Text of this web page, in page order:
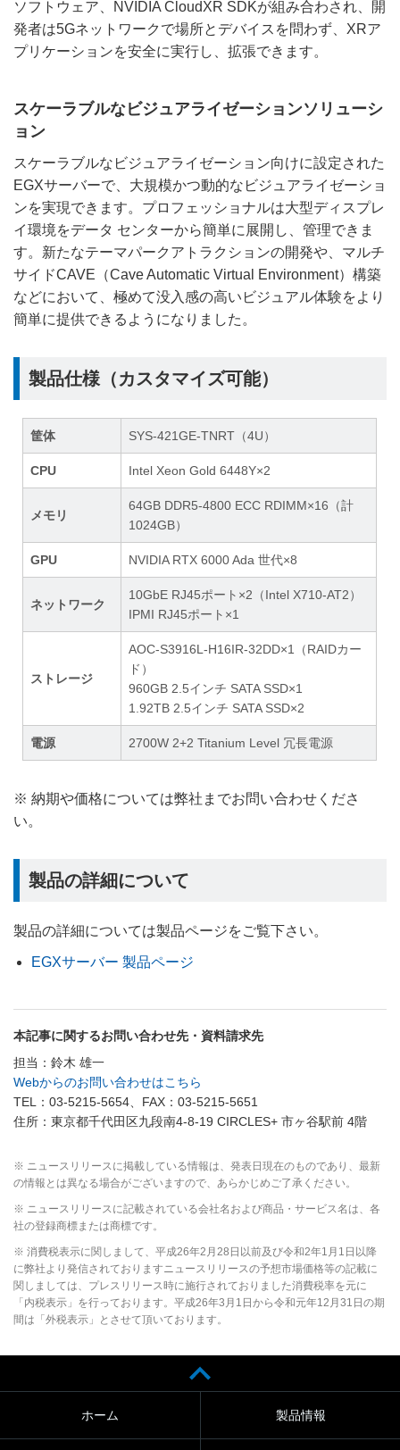
ソフトウェア、NVIDIA CloudXR SDKが組み合わされ、開
発者は5Gネットワークで場所とデバイスを問わず、XRア
プリケーションを安全に実行し、拡張できます。
スケーラブルなビジュアライゼーションソリューシ
ョン
スケーラブルなビジュアライゼーション向けに設定された
EGXサーバーで、大規模かつ動的なビジュアライゼーショ
ンを実現できます。プロフェッショナルは大型ディスプレ
イ環境をデータ センターから簡単に展開し、管理できま
す。新たなテーマパークアトラクションの開発や、マルチ
サイドCAVE（Cave Automatic Virtual Environment）構築
などにおいて、極めて没入感の高いビジュアル体験をより
簡単に提供できるようになりました。
製品仕様（カスタマイズ可能）
筐体 SYS-421GE-TNRT（4U）
CPU Intel Xeon Gold 6448Y×2
メモリ
64GB DDR5-4800 ECC RDIMM×16（計
1024GB）
GPU NVIDIA RTX 6000 Ada 世代×8
ネットワーク
10GbE RJ45ポート×2（Intel X710-AT2）
IPMI RJ45ポート×1
ストレージ
AOC-S3916L-H16IR-32DD×1（RAIDカー
ド）
960GB 2.5インチ SATA SSD×1
1.92TB 2.5インチ SATA SSD×2
電源 2700W 2+2 Titanium Level 冗長電源
※ 納期や価格については弊社までお問い合わせくださ
い。
製品の詳細について
製品の詳細については製品ページをご覧下さい。
EGXサーバー 製品ページ
本記事に関するお問い合わせ先・資料請求先
担当：鈴木 雄一
Webからのお問い合わせはこちら
TEL：03-5215-5654、FAX：03-5215-5651
住所：東京都千代田区九段南4-8-19 CIRCLES+ 市ヶ谷駅前 4階
※ ニュースリリースに掲載している情報は、発表日現在のものであり、最新
の情報とは異なる場合がございますので、あらかじめご了承ください。
※ ニュースリリースに記載されている会社名および商品・サービス名は、各
社の登録商標または商標です。
※ 消費税表示に関しまして、平成26年2月28日以前及び令和2年1月1日以降
に弊社より発信されておりますニュースリリースの予想市場価格等の記載に
関しましては、プレスリリース時に施行されておりました消費税率を元に
「内税表示」を行っております。平成26年3月1日から令和元年12月31日の期
間は「外税表示」とさせて頂いております。
ホーム 製品情報